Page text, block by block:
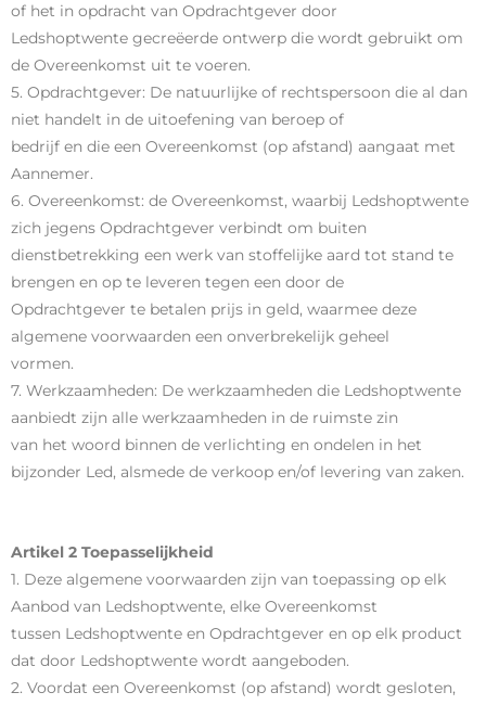
of het in opdracht van Opdrachtgever door
Ledshoptwente gecreëerde ontwerp die wordt gebruikt om
de Overeenkomst uit te voeren.
5. Opdrachtgever: De natuurlijke of rechtspersoon die al dan
niet handelt in de uitoefening van beroep of
bedrijf en die een Overeenkomst (op afstand) aangaat met
Aannemer.
6. Overeenkomst: de Overeenkomst, waarbij Ledshoptwente
zich jegens Opdrachtgever verbindt om buiten
dienstbetrekking een werk van stoffelijke aard tot stand te
brengen en op te leveren tegen een door de
Opdrachtgever te betalen prijs in geld, waarmee deze
algemene voorwaarden een onverbrekelijk geheel
vormen.
7. Werkzaamheden: De werkzaamheden die Ledshoptwente
aanbiedt zijn alle werkzaamheden in de ruimste zin
van het woord binnen de verlichting en ondelen in het
bijzonder Led, alsmede de verkoop en/of levering van zaken.
Artikel 2 Toepasselijkheid
1. Deze algemene voorwaarden zijn van toepassing op elk
Aanbod van Ledshoptwente, elke Overeenkomst
tussen Ledshoptwente en Opdrachtgever en op elk product
dat door Ledshoptwente wordt aangeboden.
2. Voordat een Overeenkomst (op afstand) wordt gesloten,